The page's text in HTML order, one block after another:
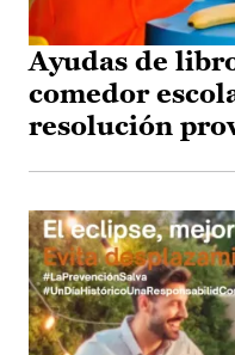
Ayudas de
comedor
resolución